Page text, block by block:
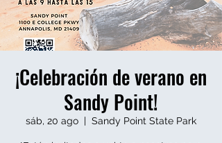
¡Celebración de verano en
Sandy Point!
sáb, 20 ago
  |
Sandy Point State Park